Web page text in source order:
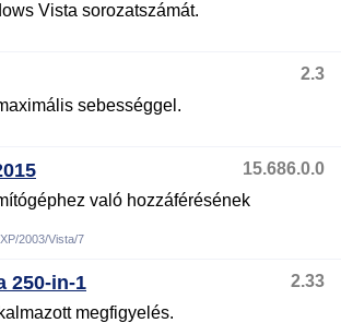
Vista sorozatszámát.
2.3
sebességgel.
15.686.0.0
való hozzáférésének
2003/Vista/7
250-in-1
2.33
megfigyelés.